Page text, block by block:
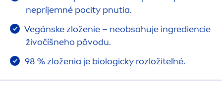
nepríjemné pocity pnutia.
Vegánske zloženie – neobsahuje ingrediencie
živočíšneho pôvodu.
98 % zloženia je biologicky rozložiteľné.